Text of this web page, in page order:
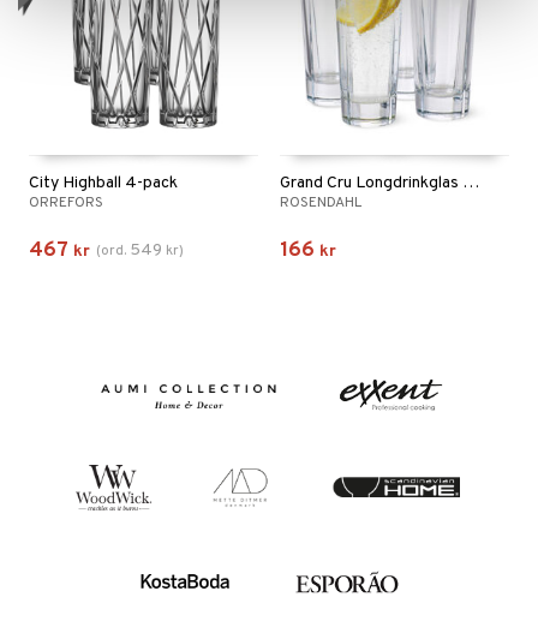
City Highball 4-pack
ORREFORS
467 kr (ord. 549 kr)
Grand Cru Longdrinkglas 4-pack
ROSENDAHL
166 kr